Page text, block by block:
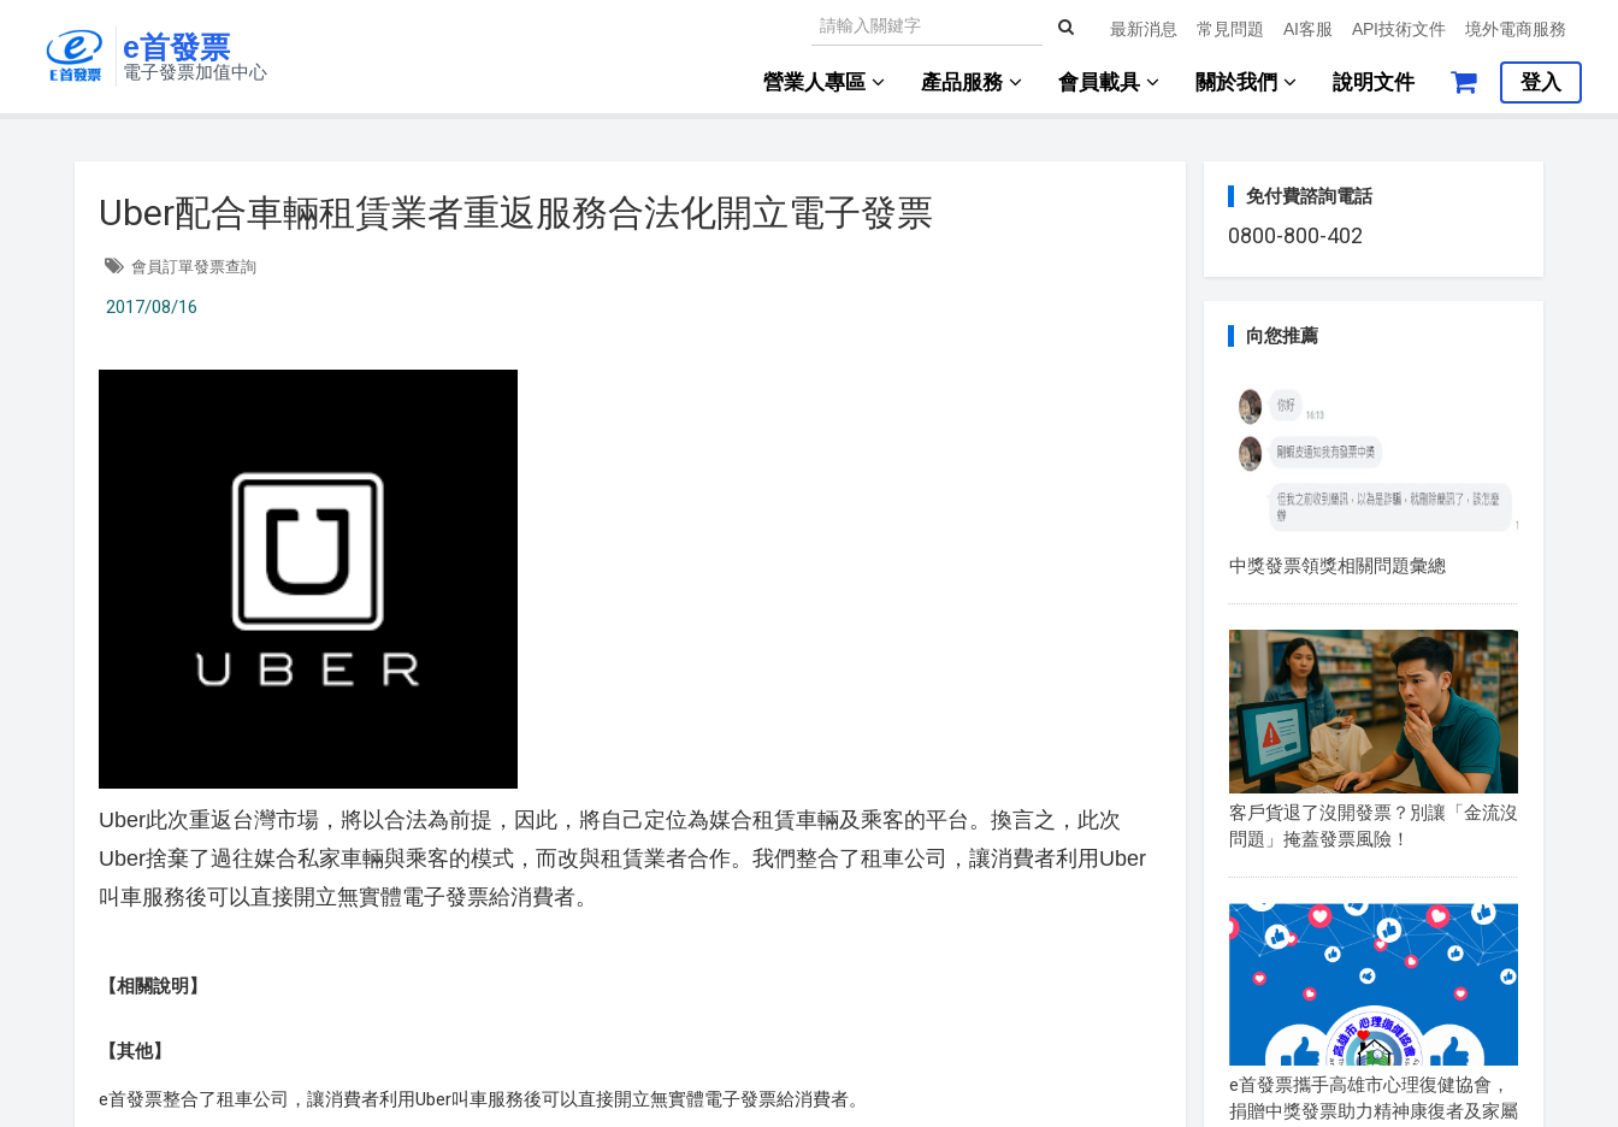
e首發票
電子發票加值中心
最新消息 常見問題 AI客服 API技術文件 境外電商服務
營業人專區 產品服務 會員載具 關於我們 說明文件 登入
Uber配合車輛租賃業者重返服務合法化開立電子發票
會員訂單發票查詢
2017/08/16
Uber此次重返台灣市場，將以合法為前提，因此，將自己定位為媒合租賃車輛及乘客的平台。換言之，此次
Uber捨棄了過往媒合私家車輛與乘客的模式，而改與租賃業者合作。我們整合了租車公司，讓消費者利用 Uber
叫車服務後可以直接開立無實體電子發票給消費者。
【相關說明】
【其他】
e首發票整合了租車公司，讓消費者利用Uber叫車服務後可以直接開立無實體電子發票給消費者。
免付費諮詢電話
0800-800-402
向您推薦
中獎發票領獎相關問題彙總
客戶貨退了沒開發票？別讓「金流沒
問題」掩蓋發票風險！
e首發票攜手高雄市心理復健協會，
捐贈中獎發票助力精神康復者及家屬